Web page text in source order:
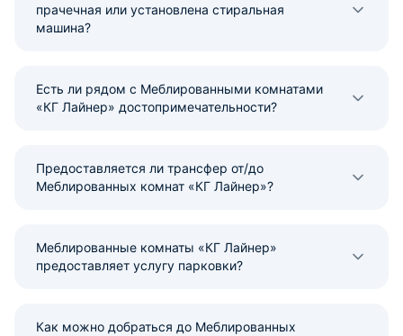
прачечная или установлена стиральная
машина?
Есть ли рядом с Меблированными комнатами
«КГ Лайнер» достопримечательности?
Предоставляется ли трансфер от/до
Меблированных комнат «КГ Лайнер»?
Меблированные комнаты «КГ Лайнер»
предоставляет услугу парковки?
Как можно добраться до Меблированных